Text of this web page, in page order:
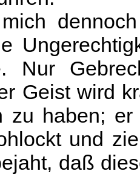
Nur
Geist wird
zu haben;
und
daß